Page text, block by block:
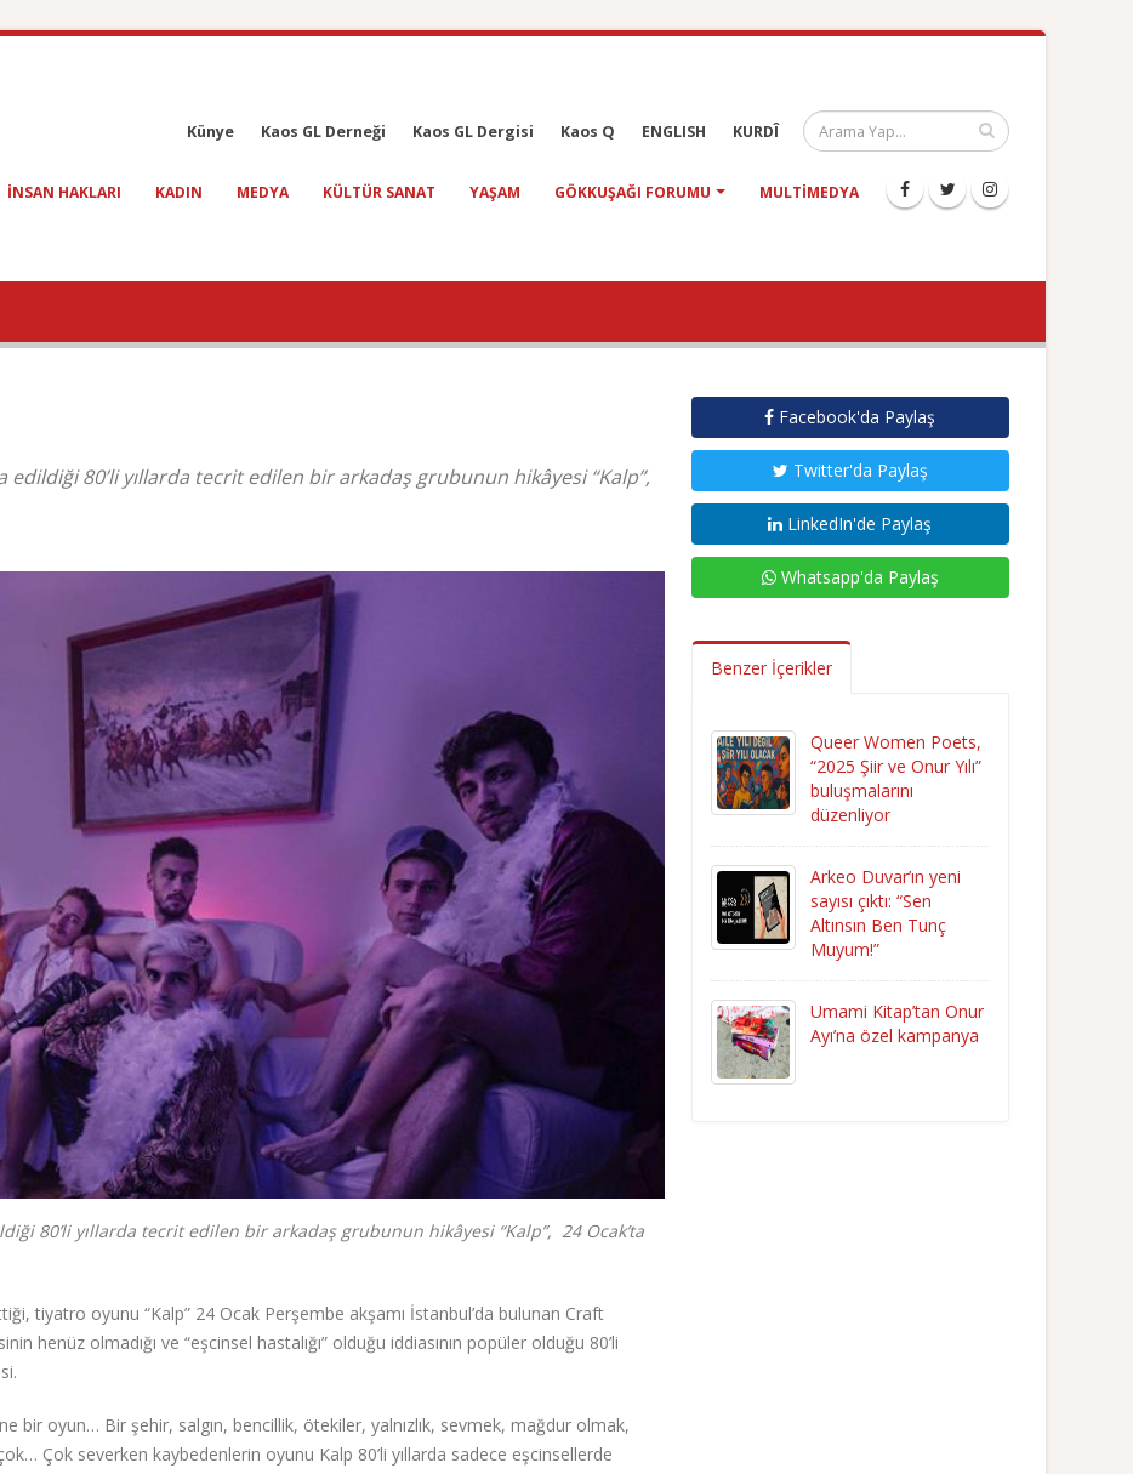
Künye Kaos GL Derneği Kaos GL Dergisi Kaos Q ENGLISH KURDÎ
INSAN HAKLARI KADIN MEDYA KÜLTÜR SANAT YAŞAM GÖKKUŞAĞI FORUMU MULTIMEDYA
edildiği 80’li yıllarda tecrit edilen bir arkadaş grubunun hikâyesi “Kalp”,
80’li yıllarda tecrit edilen bir arkadaş grubunun hikâyesi “Kalp”, 24 Ocak’ta
tiyatro oyunu “Kalp” 24 Ocak Perşembe akşamı İstanbul’da bulunan Craft
henüz olmadığı ve “eşcinsel hastalığı” olduğu iddiasının popüler olduğu 80’li
bir oyun… Bir şehir, salgın, bencillik, ötekiler, yalnızlık, sevmek, mağdur olmak,
Çok severken kaybedenlerin oyunu Kalp 80’li yıllarda sadece eşcinsellerde
Facebook'da Paylaş
Twitter'da Paylaş
LinkedIn'de Paylaş
Whatsapp'da Paylaş
Benzer İçerikler
Queer Women Poets,
“2025 Şiir ve Onur Yılı”
buluşmalarını
düzenliyor
Arkeo Duvar’ın yeni
sayısı çıktı: “Sen
Altınsın Ben Tunç
Muyum!”
Umami Kitap’tan Onur
Ayı’na özel kampanya